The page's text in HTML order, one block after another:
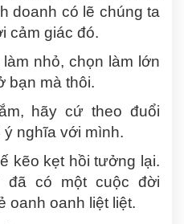
doanh có lẽ chúng ta
cảm giác đó.
nhỏ, chọn làm lớn
bạn mà thôi.
hãy cứ theo đuổi
nghĩa với mình.
kẽo kẹt hồi tưởng lại.
đã có một cuộc đời
oanh oanh liệt liệt.